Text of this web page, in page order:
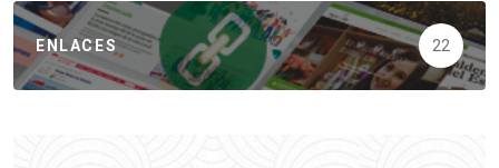
ENLACES 22